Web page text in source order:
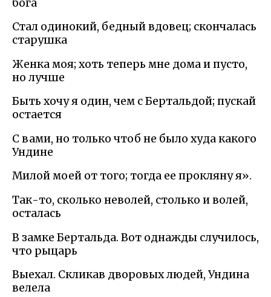
бога
Стал одинокий, бедный вдовец; скончалась
старушка
Женка моя; хоть теперь мне дома и пусто,
но лучше
Быть хочу я один, чем с Бертальдой; пускай
остается
С вами, но только чтоб не было худа какого
Ундине
Милой моей от того; тогда ее прокляну я».
Так-то, сколько неволей, столько и волей,
осталась
В замке Бертальда. Вот однажды случилось,
что рыцарь
Выехал. Скликав дворовых людей, Ундина
велела